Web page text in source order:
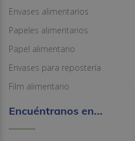
Envases alimentarios
Papeles alimentarios
Papel alimentario
Envases para repostería
Film alimentario
Encuéntranos en...